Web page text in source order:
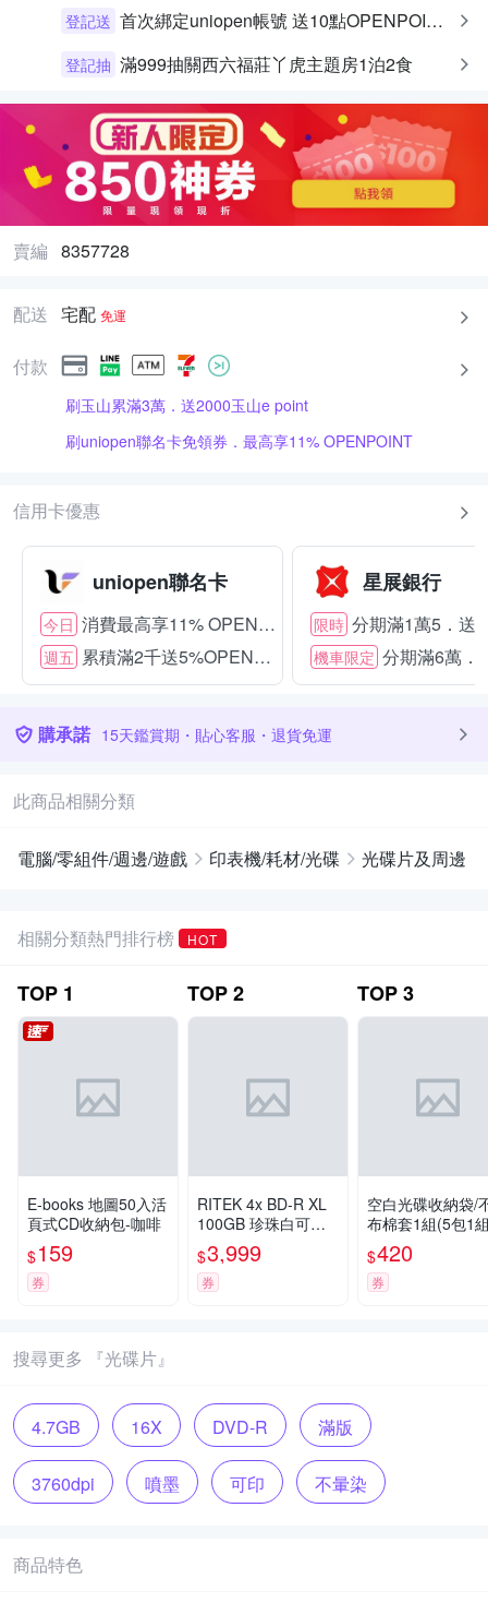
登記送 首次綁定uniopen帳號 送10點OPENPOINT+統一布丁一個
登記抽 滿999抽關西六福莊丫虎主題房1泊2食
賣編 8357728
配送 宅配 免運
付款
刷玉山累滿3萬．送2000玉山e point
刷uniopen聯名卡免領券．最高享11% OPENPOINT
信用卡優惠
uniopen聯名卡
今日 消費最高享11% OPENPOINT
週五 累積滿2千送5%OPENPOINT
星展銀行
限時 分期滿1萬5．送
機車限定 分期滿6萬．
購承諾 15天鑑賞期・貼心客服・退貨免運
此商品相關分類
電腦/零組件/週邊/遊戲 印表機/耗材/光碟 光碟片及周邊
相關分類熱門排行榜 HOT
TOP 1
E-books 地圖50入活
頁式CD收納包-咖啡
$159
券
TOP2
RITEK 4x BD-R XL
100GB 珍珠白可列
印式/單片盒裝10入
$3,999
券
TOP3
空白光碟收納袋/
布棉套1組(5包1
$420
券
搜尋更多 『光碟片』
4.7GB 16X DVD-R 滿版
3760dpi 噴墨 可印 不暈染
商品特色